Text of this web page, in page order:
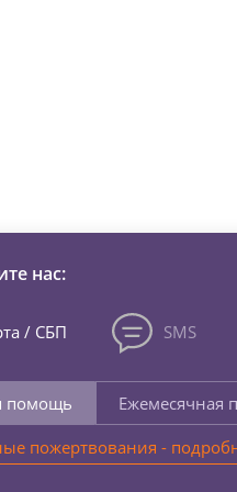
нас:
/ СБП SMS
помощь
Ежемесячная
пожертвования -